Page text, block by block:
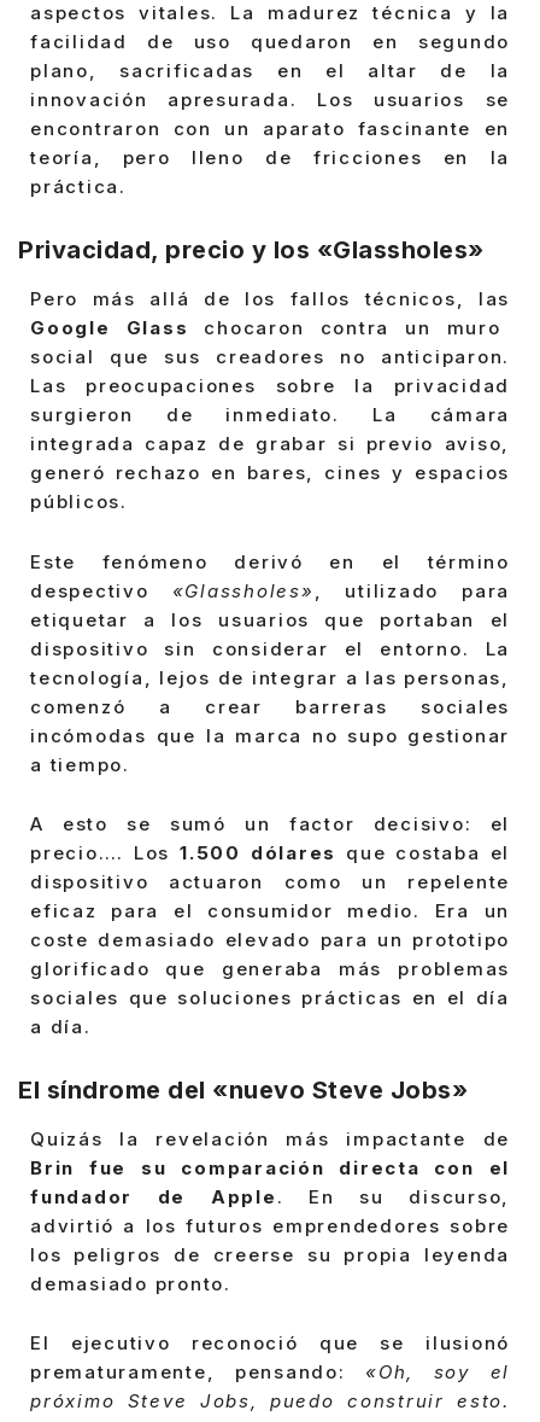
aspectos vitales. La madurez técnica y la
facilidad de uso quedaron en segundo
plano, sacrificadas en el altar de la
innovación apresurada. Los usuarios se
encontraron con un aparato fascinante en
teoría, pero lleno de fricciones en la
práctica.
Privacidad, precio y los «Glassholes»
Pero más allá de los fallos técnicos, las
Google Glass chocaron contra un muro
social que sus creadores no anticiparon.
Las preocupaciones sobre la privacidad
surgieron de inmediato. La cámara
integrada capaz de grabar si previo aviso,
generó rechazo en bares, cines y espacios
públicos.
Este fenómeno derivó en el término
despectivo «Glassholes»
, utilizado para
etiquetar a los usuarios que portaban el
dispositivo sin considerar el entorno. La
tecnología, lejos de integrar a las personas,
comenzó a crear barreras sociales
incómodas que la marca no supo gestionar
a tiempo.
A esto se sumó un factor decisivo: el
precio…. Los1.500 dólares
que costaba el
dispositivo actuaron como un repelente
eficaz para el consumidor medio. Era un
coste demasiado elevado para un prototipo
glorificado que generaba más problemas
sociales que soluciones prácticas en el día
a día.
El síndrome del «nuevo Steve Jobs»
Quizás la revelación más impactante de
Brin fue su comparación directa con el
fundador de Apple . En su discurso,
advirtió a los futuros emprendedores sobre
los peligros de creerse su propia leyenda
demasiado pronto.
El ejecutivo reconoció que se ilusionó
prematuramente, pensando: «Oh, soy el
próximo Steve Jobs, puedo construir esto.